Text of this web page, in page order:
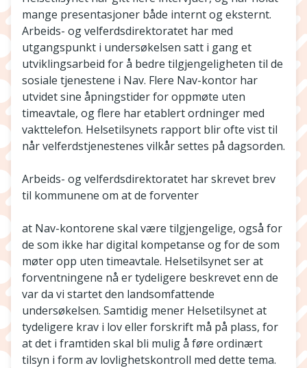
mange presentasjoner både internt og eksternt.
Arbeids- og velferdsdirektoratet har med
utgangspunkt i undersøkelsen satt i gang et
utviklingsarbeid for å bedre tilgjengeligheten til de
sosiale tjenestene i Nav. Flere Nav-kontor har
utvidet sine åpningstider for oppmøte uten
timeavtale, og flere har etablert ordninger med
vakttelefon. Helsetilsynets rapport blir ofte vist til
når velferdstjenestenes vilkår settes på dagsorden.
Arbeids- og velferdsdirektoratet har skrevet brev
til kommunene om at de forventer
at Nav-kontorene skal være tilgjengelige, også for
de som ikke har digital kompetanse og for de som
møter opp uten timeavtale. Helsetilsynet ser at
forventningene nå er tydeligere beskrevet enn de
var da vi startet den landsomfattende
undersøkelsen. Samtidig mener Helsetilsynet at
tydeligere krav i lov eller forskrift må på plass, for
at det i framtiden skal bli mulig å føre ordinært
tilsyn i form av lovlighetskontroll med dette tema.